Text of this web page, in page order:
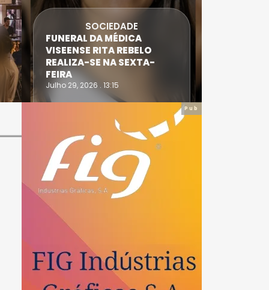
SOCIEDADE
FUNERAL DA MÉDICA
VISEENSE RITA REBELO
REALIZA-SE NA SEXTA-
FEIRA
Julho 29, 2026 . 13:15
Pub